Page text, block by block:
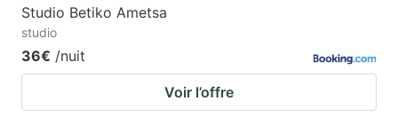
Studio Betiko Ametsa
studio
36€ /nuit
Voir l’offre